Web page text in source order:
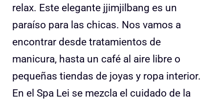
relax. Este elegante jjimjilbang es un
paraíso para las chicas. Nos vamos a
encontrar desde tratamientos de
manicura, hasta un café al aire libre o
pequeñas tiendas de joyas y ropa interior.
En el Spa Lei se mezcla el cuidado de la